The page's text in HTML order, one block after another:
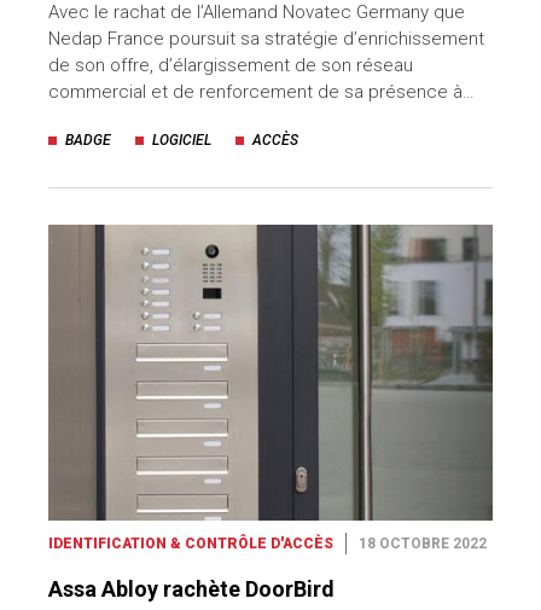
Avec le rachat de l’Allemand Novatec Germany que
Nedap France poursuit sa stratégie d’enrichissement
de son offre, d’élargissement de son réseau
commercial et de renforcement de sa présence à…
BADGE LOGICIEL ACCÈS
IDENTIFICATION & CONTRÔLE D'ACCÈS 18 OCTOBRE 2022
Assa Abloy rachète DoorBird